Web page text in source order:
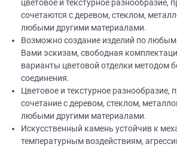
цветовое и текстурное разнообразие,
сочетаются с деревом, стеклом,
любыми другими материалами.
Возможно создание изделий по
Вами эскизам, свободная
варианты цветовой отделки методом
соединения.
Цветовое и текстурное разнообразие,
сочетание с деревом, стеклом,
любыми другими материалами.
Искусственный камень устойчив к
температурным воздействиям,